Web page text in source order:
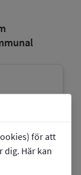
för att
dig. Här kan